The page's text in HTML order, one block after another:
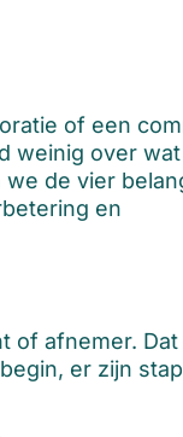
of een
weinig over
de vier
en
of afnemer.
er zijn